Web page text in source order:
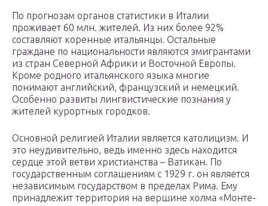
По прогнозам органов статистики в Италии
проживает 60 млн. жителей. Из них более 92%
составляют коренные итальянцы. Остальные
граждане по национальности являются эмигрантами
из стран Северной Африки и Восточной Европы.
Кроме родного итальянского языка многие
понимают английский, французский и немецкий.
Особенно развиты лингвистические познания у
жителей курортных городков.
Основной религией Италии является католицизм. И
это неудивительно, ведь именно здесь находится
сердце этой ветви христианства – Ватикан. По
государственным соглашениям с 1929 г. он является
независимым государством в пределах Рима. Ему
принадлежит территория на вершине холма «Монте-